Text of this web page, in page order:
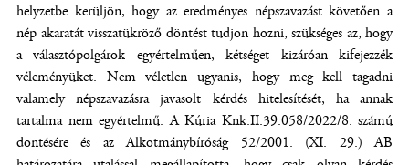
helyzetbe kerüljön, hogy az eredményes népszavazást követően a
nép akaratát visszatükröző döntést tudjon hozni, szükséges az, hogy
a választópolgárok egyértelműen, kétséget kizáróan kifejezzék
véleményüket. Nem véletlen ugyanis, hogy meg kell tagadni
valamely népszavazásra javasolt kérdés hitelesítését, ha annak
tartalma nem egyértelmű. A Kúria Knk.II.39.058/2022/8. számú
döntésére és az Alkotmánybíróság 52/2001. (XI. 29.) AB